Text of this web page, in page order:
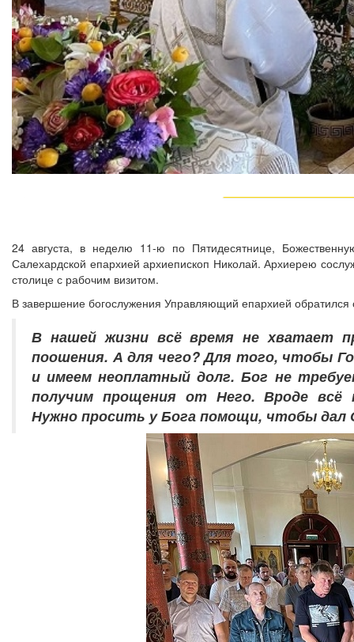
24 августа, в неделю 11-ю по Пятидесятнице,
Салехардской епархией архиепископ Николай. Архиерею
столице с рабочим визитом.
В завершение богослужения Управляющий епархией
В нашей жизни всё время не хватает
поошения. А для чего? Для того, чтобы
и имеем неоплатный долг. Бог не
получим прощения от Него. Вроде
Нужно просить у Бога помощи, чтобы дал